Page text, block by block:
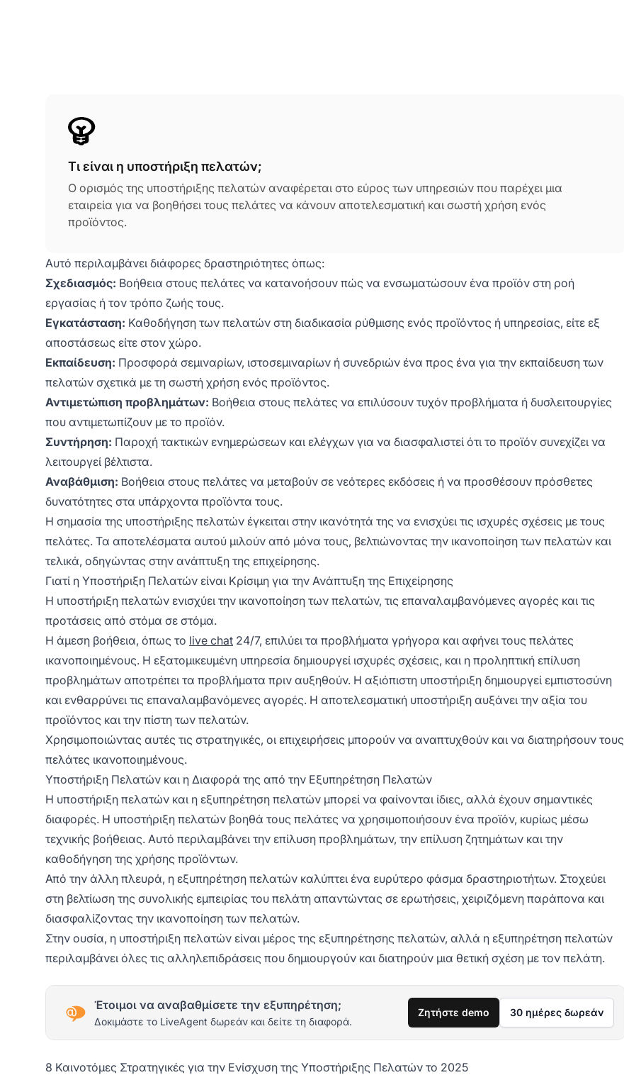
Τι είναι η υποστήριξη πελατών;
Ο ορισμός της υποστήριξης πελατών αναφέρεται στο εύρος των υπηρεσιών που παρέχει μια
εταιρεία για να βοηθήσει τους πελάτες να κάνουν αποτελεσματική και σωστή χρήση ενός
προϊόντος.
Αυτό περιλαμβάνει διάφορες δραστηριότητες όπως:
Σχεδιασμός: Βοήθεια στους πελάτες να κατανοήσουν πώς να ενσωματώσουν ένα προϊόν στη ροή
εργασίας ή τον τρόπο ζωής τους.
Εγκατάσταση: Καθοδήγηση των πελατών στη διαδικασία ρύθμισης ενός προϊόντος ή υπηρεσίας, είτε εξ
αποστάσεως είτε στον χώρο.
Εκπαίδευση: Προσφορά σεμιναρίων, ιστοσεμιναρίων ή συνεδριών ένα προς ένα για την εκπαίδευση των
πελατών σχετικά με τη σωστή χρήση ενός προϊόντος.
Αντιμετώπιση προβλημάτων: Βοήθεια στους πελάτες να επιλύσουν τυχόν προβλήματα ή δυσλειτουργίες
που αντιμετωπίζουν με το προϊόν.
Συντήρηση: Παροχή τακτικών ενημερώσεων και ελέγχων για να διασφαλιστεί ότι το προϊόν συνεχίζει να
λειτουργεί βέλτιστα.
Αναβάθμιση: Βοήθεια στους πελάτες να μεταβούν σε νεότερες εκδόσεις ή να προσθέσουν πρόσθετες
δυνατότητες στα υπάρχοντα προϊόντα τους.
Η σημασία της υποστήριξης πελατών έγκειται στην ικανότητά της να ενισχύει τις ισχυρές σχέσεις με τους
πελάτες. Τα αποτελέσματα αυτού μιλούν από μόνα τους, βελτιώνοντας την ικανοποίηση των πελατών και
τελικά, οδηγώντας στην ανάπτυξη της επιχείρησης.
Γιατί η Υποστήριξη Πελατών είναι Κρίσιμη για την Ανάπτυξη της Επιχείρησης
Η υποστήριξη πελατών ενισχύει την ικανοποίηση των πελατών, τις επαναλαμβανόμενες αγορές και τις
προτάσεις από στόμα σε στόμα.
Η άμεση βοήθεια, όπως το live chat 24/7, επιλύει τα προβλήματα γρήγορα και αφήνει τους πελάτες
ικανοποιημένους. Η εξατομικευμένη υπηρεσία δημιουργεί ισχυρές σχέσεις, και η προληπτική επίλυση
προβλημάτων αποτρέπει τα προβλήματα πριν αυξηθούν. Η αξιόπιστη υποστήριξη δημιουργεί εμπιστοσύνη
και ενθαρρύνει τις επαναλαμβανόμενες αγορές. Η αποτελεσματική υποστήριξη αυξάνει την αξία του
προϊόντος και την πίστη των πελατών.
Χρησιμοποιώντας αυτές τις στρατηγικές, οι επιχειρήσεις μπορούν να αναπτυχθούν και να διατηρήσουν τους
πελάτες ικανοποιημένους.
Υποστήριξη Πελατών και η Διαφορά της από την Εξυπηρέτηση Πελατών
Η υποστήριξη πελατών και η εξυπηρέτηση πελατών μπορεί να φαίνονται ίδιες, αλλά έχουν σημαντικές
διαφορές. Η υποστήριξη πελατών βοηθά τους πελάτες να χρησιμοποιήσουν ένα προϊόν, κυρίως μέσω
τεχνικής βοήθειας. Αυτό περιλαμβάνει την επίλυση προβλημάτων, την επίλυση ζητημάτων και την
καθοδήγηση της χρήσης προϊόντων.
Από την άλλη πλευρά, η εξυπηρέτηση πελατών καλύπτει ένα ευρύτερο φάσμα δραστηριοτήτων. Στοχεύει
στη βελτίωση της συνολικής εμπειρίας του πελάτη απαντώντας σε ερωτήσεις, χειριζόμενη παράπονα και
διασφαλίζοντας την ικανοποίηση των πελατών.
Στην ουσία, η υποστήριξη πελατών είναι μέρος της εξυπηρέτησης πελατών, αλλά η εξυπηρέτηση πελατών
περιλαμβάνει όλες τις αλληλεπιδράσεις που δημιουργούν και διατηρούν μια θετική σχέση με τον πελάτη.
Έτοιμοι να αναβαθμίσετε την εξυπηρέτηση;
Δοκιμάστε το LiveAgent δωρεάν και δείτε τη διαφορά.
Ζητήστε demo 30 ημέρες δωρεάν
8 Καινοτόμες Στρατηγικές για την Ενίσχυση της Υποστήριξης Πελατών το 2025